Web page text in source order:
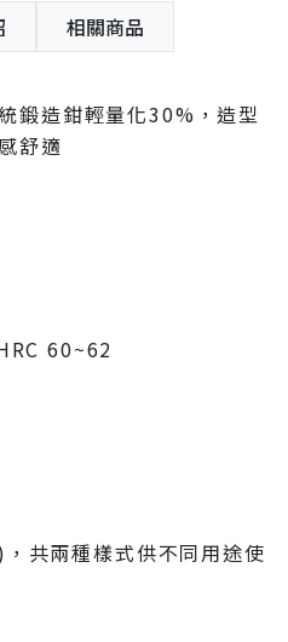
相關商品
鍛造鉗輕量化30%，造型
舒適
60~62
共兩種樣式供不同用途使